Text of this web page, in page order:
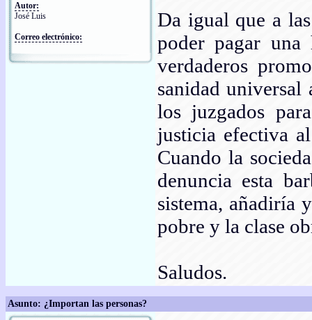
Autor:
José Luis
Correo electrónico:
Da igual que a
poder pagar
verdaderos
sanidad universal
los juzgados
justicia efectiva
Cuando la
denuncia esta
sistema, añadiría
pobre y la clase
Saludos.
Asunto: ¿Importan las personas?